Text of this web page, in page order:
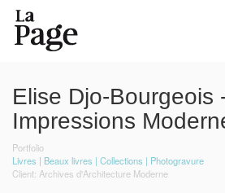
main
content
Elise Djo-Bourgeois
Impressions
Portfolio
Livres
Beaux livres Collections
Photogravure
Archives d'Architecture Moderne